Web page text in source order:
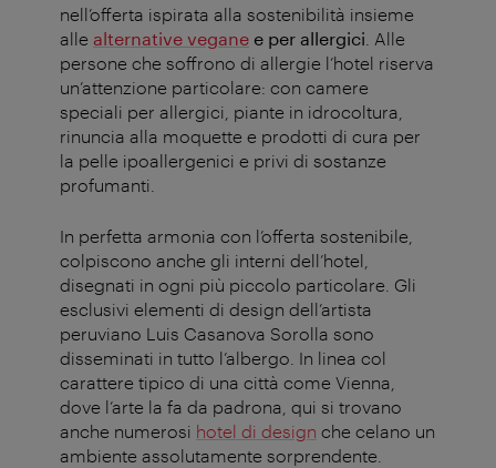
nell’offerta ispirata alla sostenibilità insieme
alle alternative vegane e per allergici . Alle
persone che soffrono di allergie l’hotel riserva
un’attenzione particolare: con camere
speciali per allergici, piante in idrocoltura,
rinuncia alla moquette e prodotti di cura per
la pelle ipoallergenici e privi di sostanze
profumanti.
In perfetta armonia con l’offerta sostenibile,
colpiscono anche gli interni dell’hotel,
disegnati in ogni più piccolo particolare. Gli
esclusivi elementi di design dell’artista
peruviano Luis Casanova Sorolla sono
disseminati in tutto l’albergo. In linea col
carattere tipico di una città come Vienna,
dove l’arte la fa da padrona, qui si trovano
anche numerosi hotel di design che celano un
ambiente assolutamente sorprendente.